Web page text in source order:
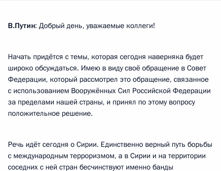
В.Путин: Добрый день, уважаемые коллеги!
Начать придётся с темы, которая сегодня наверняка будет
широко обсуждаться. Имею в виду своё обращение в Совет
Федерации, который рассмотрел это обращение, связанное
с использованием Вооружённых Сил Российской Федерации
за пределами нашей страны, и принял по этому вопросу
положительное решение.
Речь идёт сегодня о Сирии. Единственно верный путь борьбы
с международным терроризмом, а в Сирии и на территории
соседних с ней стран бесчинствуют именно банды